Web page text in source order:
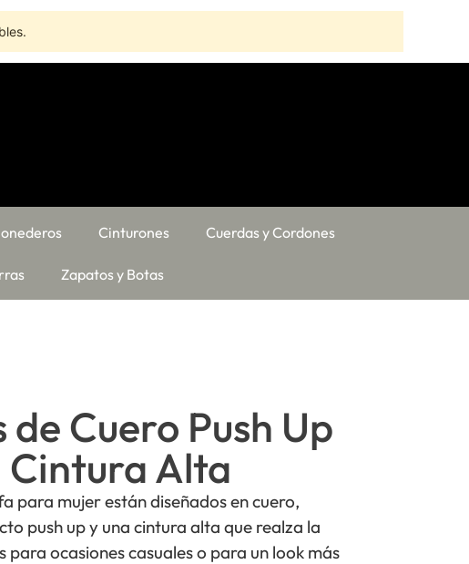
Cinturones Cuerdas y Cordones
Zapatos y Botas
de Cuero Push Up
Cintura Alta
para mujer están diseñados en cuero,
push up y una cintura alta que realza la
para ocasiones casuales o para un look más